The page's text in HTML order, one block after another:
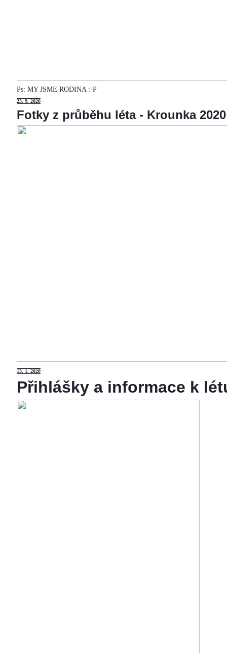
Ps: MY JSME RODINA :-P
23. 9. 2020
Fotky z průběhu léta - Krounka
13. 1. 2020
Přihlášky a informace k